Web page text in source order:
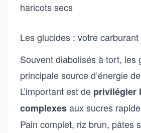
haricots secs
Les glucides : votre
Souvent diabolisés à tort, les
principale source d’énergie
L’important est de privilégier
complexesaux sucres
Pain complet, riz brun, pâtes